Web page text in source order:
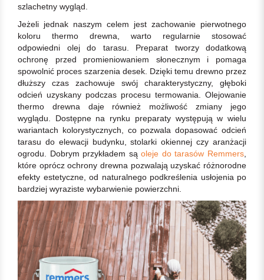
szlachetny wygląd.
Jeżeli jednak naszym celem jest zachowanie pierwotnego
koloru thermo drewna, warto regularnie stosować
odpowiedni olej do tarasu. Preparat tworzy dodatkową
ochronę przed promieniowaniem słonecznym i pomaga
spowolnić proces szarzenia desek. Dzięki temu drewno przez
dłuższy czas zachowuje swój charakterystyczny, głęboki
odcień uzyskany podczas procesu termowania. Olejowanie
thermo drewna daje również możliwość zmiany jego
wyglądu. Dostępne na rynku preparaty występują w wielu
wariantach kolorystycznych, co pozwala dopasować odcień
tarasu do elewacji budynku, stolarki okiennej czy aranżacji
ogrodu. Dobrym przykładem sąoleje do tarasów Remmers
które oprócz ochrony drewna pozwalają uzyskać różnorodne
efekty estetyczne, od naturalnego podkreślenia usłojenia po
bardziej wyraziste wybarwienie powierzchni.